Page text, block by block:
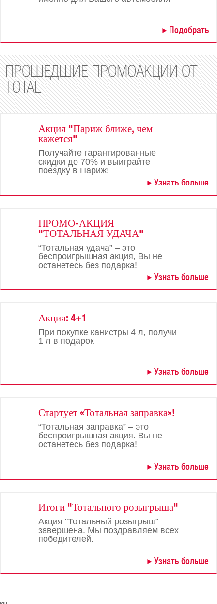
Подобрать
ПРОШЕДШИЕ ПРОМОАКЦИИ ОТ
TOTAL
Акция "Париж ближе, чем
кажется"
Получайте гарантированные
скидки до 70% и выиграйте
поездку в Париж!
Узнать больше
ПРОМО-АКЦИЯ
"ТОТАЛЬНАЯ УДАЧА"
“Тотальная удача” – это
беспроигрышная акция, Вы не
останетесь без подарка!
Узнать больше
Акция: 4+1
При покупке канистры 4 л, получи
1 л в подарок
Узнать больше
Стартует «Тотальная заправка»!
“Тотальная заправка” – это
беспроигрышная акция. Вы не
останетесь без подарка!
Узнать больше
Итоги "Тотального розыгрыша"
Акция "Тотальный розыгрыш"
завершена. Мы поздравляем всех
победителей.
Узнать больше